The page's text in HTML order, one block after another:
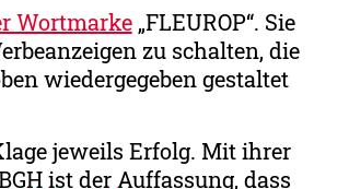
Wortmarke„FLEUROP“. Sie
zu schalten, die
wiedergegeben gestaltet
jeweils Erfolg. Mit ihrer
ist der Auffassung, dass